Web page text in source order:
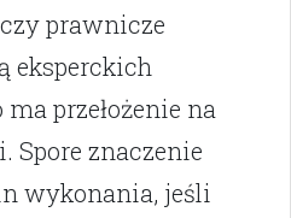
prawnicze
eksperckich
przełożenie na
Spore znaczenie
wykonania, jeśli